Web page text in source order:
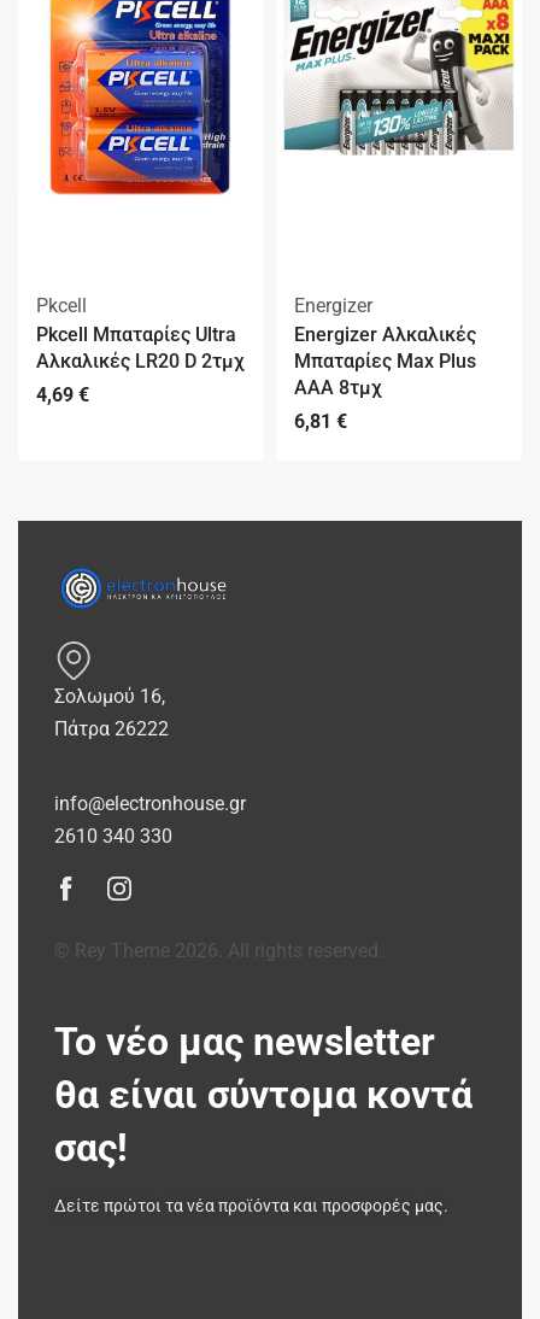
Pkcell
Pkcell Μπαταρίες Ultra
Αλκαλικές LR20 D 2τμχ
4,69 €
Energizer
Energizer Αλκαλικές
Μπαταρίες Max Plus
ΑAΑ 8τμχ
6,81 €
Σολωμού 16,
Πάτρα 26222
info@electronhouse.gr
2610 340 330
© Rey Theme 2026. All rights reserved.
Το νέο μας newsletter
θα είναι σύντομα κοντά
σας!
Δείτε πρώτοι τα νέα προϊόντα και προσφορές μας.